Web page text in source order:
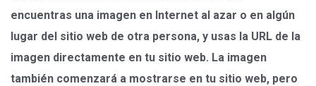
encuentras una imagen en Internet al azar o en algún
lugar del sitio web de otra persona, y usas la URL de la
imagen directamente en tu sitio web. La imagen
también comenzará a mostrarse en tu sitio web, pero